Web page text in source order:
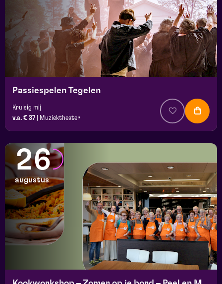
Passiespelen Tegelen
Kruisig mij
v.a. € 37
Muziektheater
26
augustus